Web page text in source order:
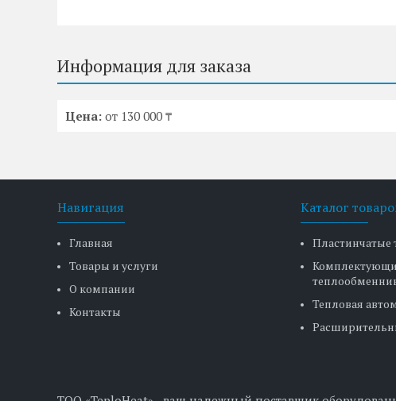
Информация для заказа
Цена: от 130 000 ₸
Навигация
Главная
Товары и услуги
О компании
Контакты
Каталог
Пластинчатые
Тепловая